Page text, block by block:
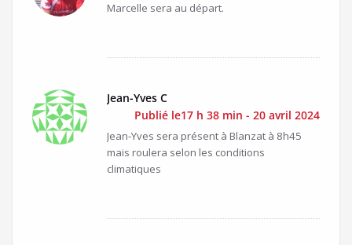
Marcelle sera au départ.
Jean-Yves C
Publié le17 h 38 min - 20 avril 2024
Jean-Yves sera présent à Blanzat à 8h45
mais roulera selon les conditions
climatiques